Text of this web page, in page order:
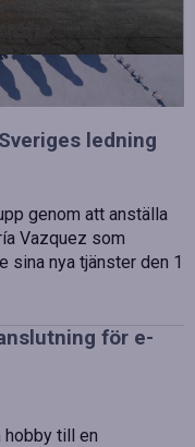
ledning
genom att anställa
Vazquez som
sina nya tjänster den 1
för e-
hobby till en